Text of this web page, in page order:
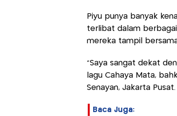
Piyu punya banyak
terlibat dalam
mereka tampil
"Saya sangat dekat
lagu Cahaya Mata,
Senayan, Jakarta Pusat.
Baca Juga: